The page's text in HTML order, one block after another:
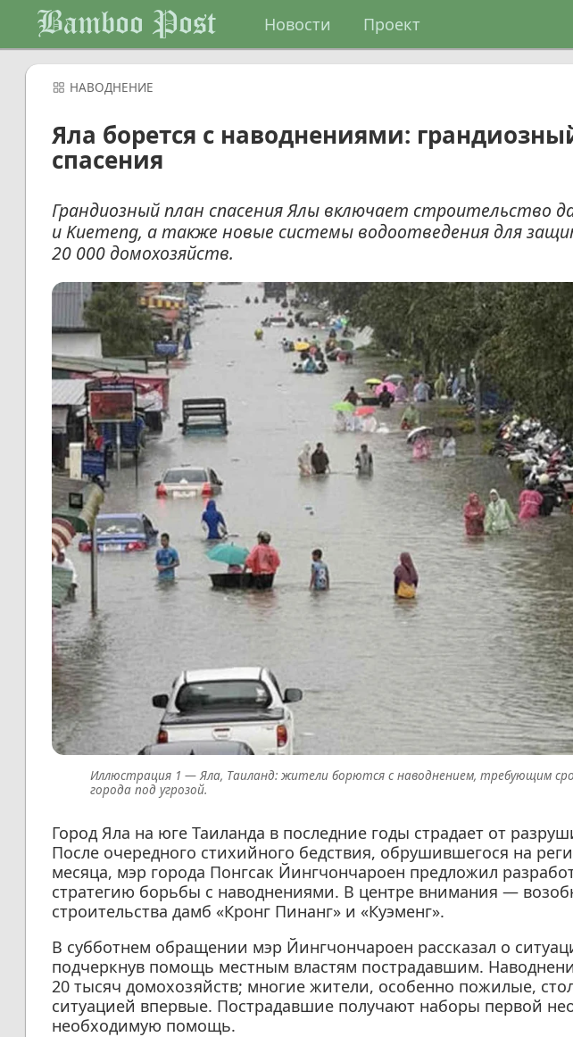
Bamboo Post Новости Проект
НАВОДНЕНИЕ
Яла борется с наводнениями:
спасения
Грандиозный план спасения Ялы включает строительство
и Kuemeng, а также новые системы водоотведения для
20 000 домохозяйств.
Яла, Таиланд: жители борются с наводнением, требующим
города под угрозой.
Город Яла на юге Таиланда в последние годы страдает от
После очередного стихийного бедствия, обрушившегося на
месяца, мэр города Понгсак Йингчончароен предложил
стратегию борьбы с наводнениями. В центре внимания —
строительства дамб «Кронг Пинанг» и «Куэменг».
В субботнем обращении мэр Йингчончароен рассказал о
подчеркнув помощь местным властям пострадавшим.
20 тысяч домохозяйств; многие жители, особенно пожилые,
ситуацией впервые. Пострадавшие получают наборы первой
необходимую помощь.